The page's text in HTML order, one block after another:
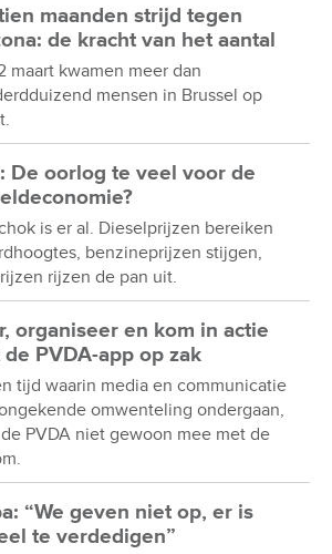
maanden strijd tegen
de kracht van het aantal
maart kwamen meer dan
mensen in Brussel op
De oorlog te veel voor de
is er al. Dieselprijzen bereiken
benzineprijzen stijgen,
rijzen de pan uit.
organiseer en kom in actie
de PVDA-app op zak
tijd waarin media en communicatie
omwenteling ondergaan,
PVDA niet gewoon mee met de
“We geven niet op, er is
te verdedigen”